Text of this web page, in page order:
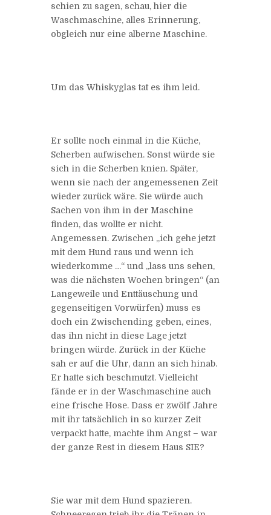
schien zu sagen, schau, hier die
Waschmaschine, alles Erinnerung,
obgleich nur eine alberne Maschine.
Um das Whiskyglas tat es ihm leid.
Er sollte noch einmal in die Küche,
Scherben aufwischen. Sonst würde sie
sich in die Scherben knien. Später,
wenn sie nach der angemessenen Zeit
wieder zurück wäre. Sie würde auch
Sachen von ihm in der Maschine
finden, das wollte er nicht.
Angemessen. Zwischen „ich gehe jetzt
mit dem Hund raus und wenn ich
wiederkomme …“ und „lass uns sehen,
was die nächsten Wochen bringen“ (an
Langeweile und Enttäuschung und
gegenseitigen Vorwürfen) muss es
doch ein Zwischending geben, eines,
das ihn nicht in diese Lage jetzt
bringen würde. Zurück in der Küche
sah er auf die Uhr, dann an sich hinab.
Er hatte sich beschmutzt. Vielleicht
fände er in der Waschmaschine auch
eine frische Hose. Dass er zwölf Jahre
mit ihr tatsächlich in so kurzer Zeit
verpackt hatte, machte ihm Angst – war
der ganze Rest in diesem Haus SIE?
Sie war mit dem Hund spazieren.